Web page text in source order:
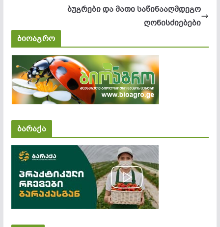
ბუგრები და მათი საწინააღმდეგო
ღონისძიებები
ბიოაგრო
ბარაქა